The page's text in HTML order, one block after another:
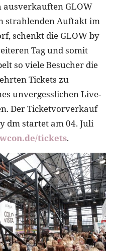
GLOW
strahlenden Auftakt im
schenkt die GLOW by
Tag und somit
so viele Besucher die
Tickets zu
unvergesslichen Live-
Der Ticketvorverkauf
dm startet am 04. Juli
tickets.